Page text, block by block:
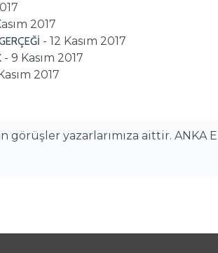
2017
- 12 Kasım 2017
- 9 Kasım 2017
2017
görüşler yazarlarımıza aittir.